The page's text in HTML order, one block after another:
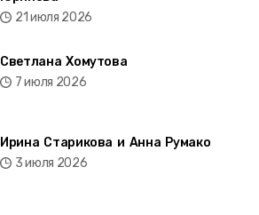
21 июля 2026
Светлана Хомутова
7 июля 2026
Ирина Старикова и Анна Румако
3 июля 2026